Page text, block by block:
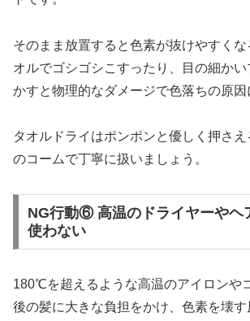
そのまま放置すると色素が抜けやすく
オルでゴシゴシこすったり、目の細かい
かすと物理的なダメージで色落ちの原因
タオルドライはポンポンと優しく押さ
のコームで丁寧に扱いましょう。
NG行動⑥ 高温のドライヤーやヘ
使わない
180℃を超えるような高温のアイロンや
後の髪に大きな負担をかけ、色素を壊す